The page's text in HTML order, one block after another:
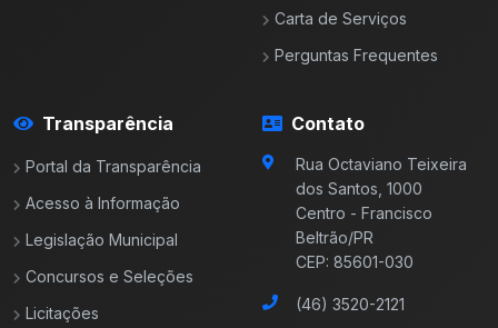
Carta de Serviços
Perguntas Frequentes
Transparência
Portal da Transparência
Acesso à Informação
Legislação Municipal
Concursos e Seleções
Licitações
Contato
Rua Octaviano Teixeira
dos Santos, 1000
Centro - Francisco
Beltrão/PR
CEP: 85601-030
(46) 3520-2121